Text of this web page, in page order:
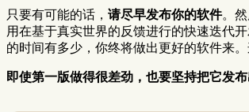
只要有可能的话， 请尽早发布你的软件。
用在基于真实世界的反馈进行的快速迭代
的时间有多少，你终将做出更好的软件来。
即使第一版做得很差劲，也要坚持把它发布